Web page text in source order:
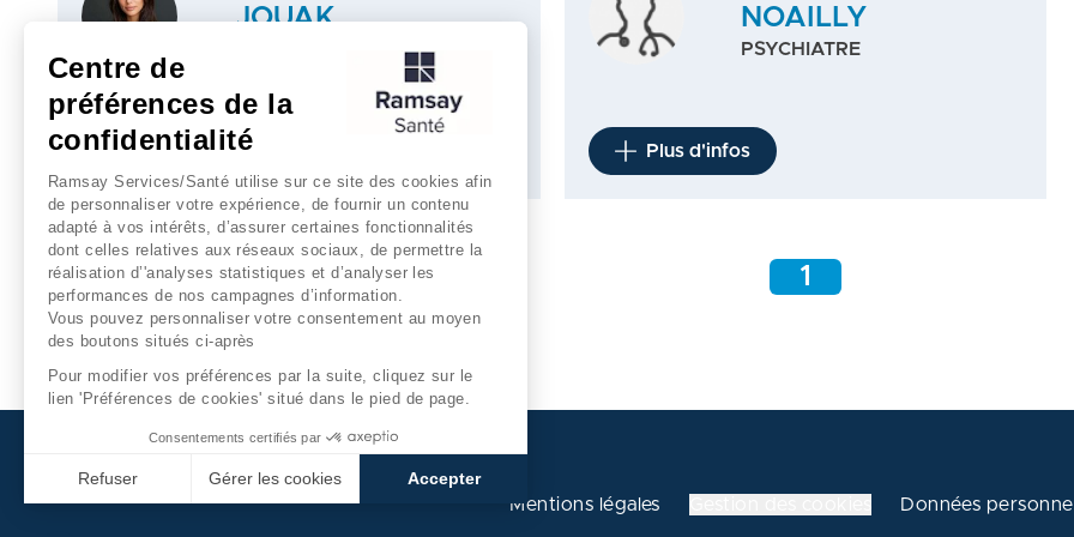
JOUAK
Plus d'infos
NOAILLY
PSYCHIATRE
Plus d'infos
1
Mentions légales Données
Centre de
préférences de la
confidentialité
Ramsay Services/Santé utilise sur ce site des cookies afin
de personnaliser votre expérience, de fournir un contenu
adapté à vos intérêts, d’assurer certaines fonctionnalités
dont celles relatives aux réseaux sociaux, de permettre la
réalisation d’'analyses statistiques et d’analyser les
performances de nos campagnes d’information.
Vous pouvez personnaliser votre consentement au moyen
des boutons situés ci-après
Pour modifier vos préférences par la suite, cliquez sur le
lien 'Préférences de cookies' situé dans le pied de page.
Consentements certifiés par
Refuser Gérer les cookies Accepter
Plateforme de Gestion du Consentement : Personnalisez vos Options